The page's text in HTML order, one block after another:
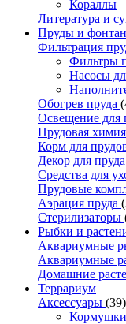
Кораллы
Литература и
Пруды и
Фильтрация
Фильтры
Насосы
Обогрев пруда
Освещение для
Прудовая химия
Корм для
Декор для пруда
Средства для
Прудовые
Аэрация пруда
Стерилизаторы
Рыбки и
Аквариумные
Аквариумные
Домашние
Террариум
Аксессуары (39)